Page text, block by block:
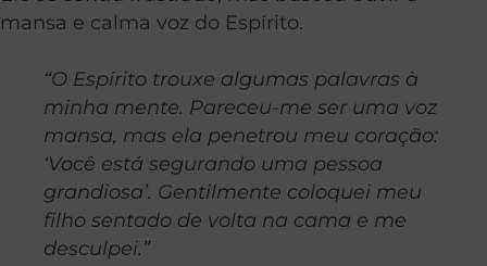
mansa e calma voz do Espírito.
“O Espírito trouxe algumas palavras à
minha mente. Pareceu-me ser uma voz
mansa, mas ela penetrou meu coração:
‘Você está segurando uma pessoa
grandiosa’. Gentilmente coloquei meu
filho sentado de volta na cama e me
desculpei.”